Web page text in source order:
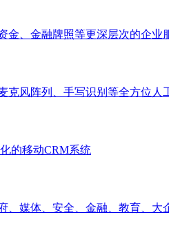
、金融牌照等更深层次的企业
风阵列、手写识别等全方位人
的移动CRM系统
、媒体、安全、金融、教育、大